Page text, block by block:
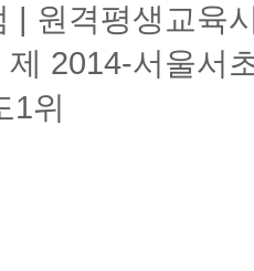
| 원격평생교육
제 2014-서울서
1위